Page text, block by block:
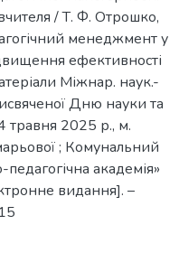
/ Т. Ф. Отрошко,
менеджмент у
ефективності
Міжнар. наук.-
Дню науки та
травня 2025 р., м.
; Комунальний
академія»
видання]. –